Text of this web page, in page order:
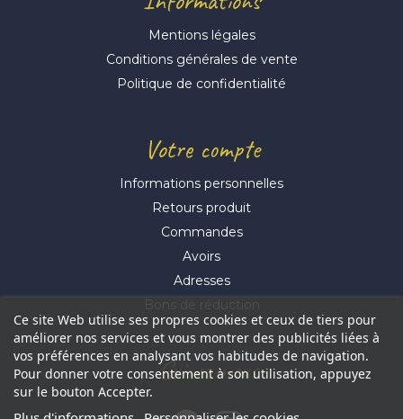
Votre compte
Informations personnelles
Retours produit
Commandes
Avoirs
Adresses
Mentions légales
Conditions générales de vente
Politique de confidentialité
Suivez-nous
Ce site Web utilise ses propres cookies et ceux de tiers pour
améliorer nos services et vous montrer des publicités liées à
vos préférences en analysant vos habitudes de navigation.
Pour donner votre consentement à son utilisation, appuyez
sur le bouton Accepter.